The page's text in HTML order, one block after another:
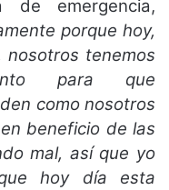
de emergencia,
porque hoy,
nosotros tenemos
para que
como nosotros
beneficio de las
mal, así que yo
hoy día esta